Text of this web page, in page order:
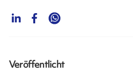
Veröffentlicht